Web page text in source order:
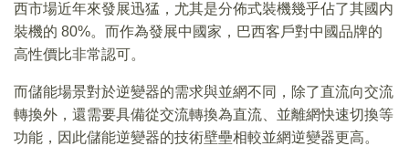
西市場近年來發展迅猛，尤其是分佈式裝機幾乎佔了其國内
裝機的 80%。而作為發展中國家，巴西客戶對中國品牌的
高性價比非常認可。
而儲能場景對於逆變器的需求與並網不同，除了直流向交流
轉換外，還需要具備從交流轉換為直流、並離網快速切換等
功能，因此儲能逆變器的技術壁壘相較並網逆變器更高。